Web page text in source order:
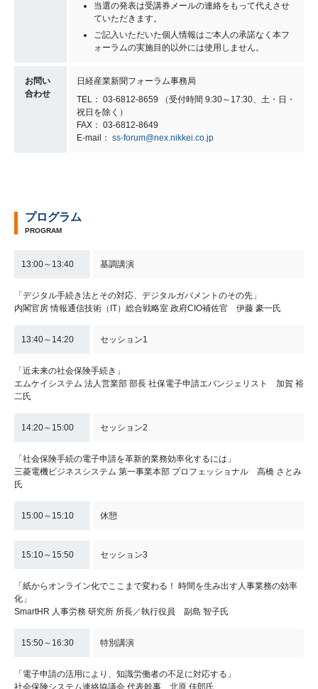
当選の発表は受講券メールの連絡をもって代えさせ
ていただきます。
ご記入いただいた個人情報はご本人の承諾なく本フ
ォーラムの実施目的以外には使用しません。
お問い
合わせ
日経産業新聞フォーラム事務局
TEL： 03-6812-8659 （受付時間 9:30～17:30、土・日・
祝日を除く）
FAX： 03-6812-8649
E-mail： ss-forum@nex.nikkei.co.jp
プログラム
PROGRAM
13:00～13:40 基調講演
「デジタル手続き法とその対応、デジタルガバメントのその先」
内閣官房 情報通信技術（IT）総合戦略室 政府CIO補佐官 伊藤 豪一氏
13:40～14:20 セッション1
「近未来の社会保険手続き」
エムケイシステム 法人営業部 部長 社保電子申請エバンジェリスト 加賀 裕
二氏
14:20～15:00 セッション2
「社会保険手続の電子申請を革新的業務効率化するには」
三菱電機ビジネスシステム 第一事業本部 プロフェッショナル 高橋 さとみ
氏
15:00～15:10 休憩
15:10～15:50 セッション3
「紙からオンライン化でここまで変わる！ 時間を生み出す人事業務の効率
化」
SmartHR 人事労務 研究所 所長／執行役員 副島 智子氏
15:50～16:30 特別講演
「電子申請の活用により、知識労働者の不足に対応する」